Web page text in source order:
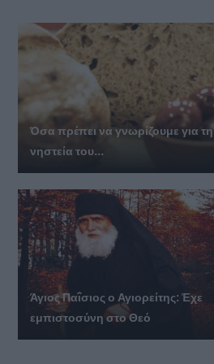
Όσα πρέπει να γνωρίζουμε για τη
νηστεία του...
Άγιος Παΐσιος ο Αγιορείτης: Ἐχε
εμπιστοσύνη στο Θεό